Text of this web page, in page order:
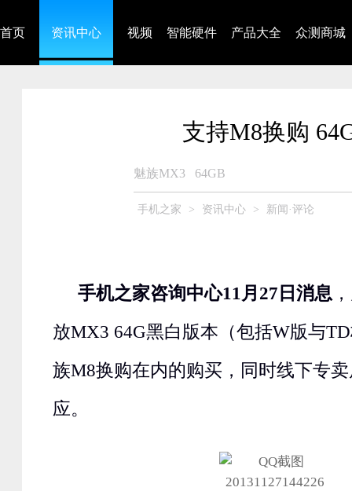
首页 资讯中心 视频 智能硬件 产品大全 众测商城
支持M8换购
魅族MX3 64GB
手机之家 > 资讯中心 > 新闻·评论
手机之家咨询中心11月27日消息
放MX3 64G黑白版本（包括W版与
族M8换购在内的购买，同时线下专
应。